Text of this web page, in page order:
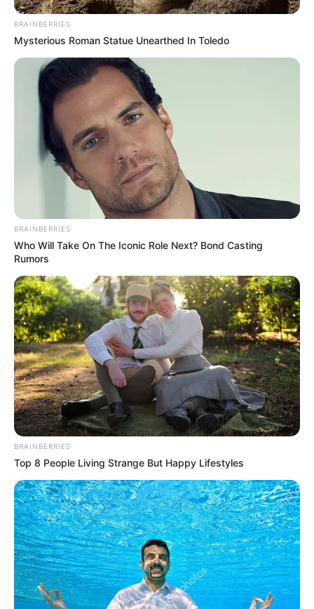
de az már most látszik, hogy a politikai nyomás
egyre erősödik.
BRAINBERRIES
Mysterious Roman Statue Unearthed In Toledo
BRAINBERRIES
Who Will Take On The Iconic Role Next? Bond Casting
Rumors
BRAINBERRIES
Top 8 People Living Strange But Happy Lifestyles